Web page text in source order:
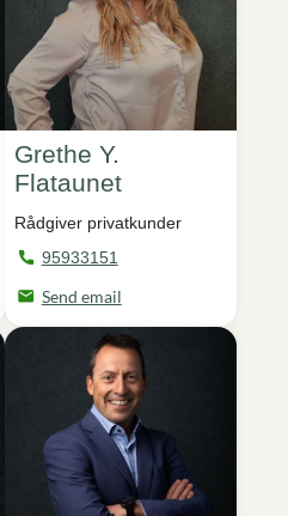
Grethe Y.
Flataunet
Rådgiver privatkunder
95933151
Send email